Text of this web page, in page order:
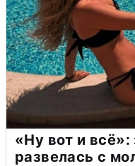
«Ну вот и
развелась с